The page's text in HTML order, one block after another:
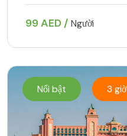
99 AED / Người
Nổi bật 3 giờ